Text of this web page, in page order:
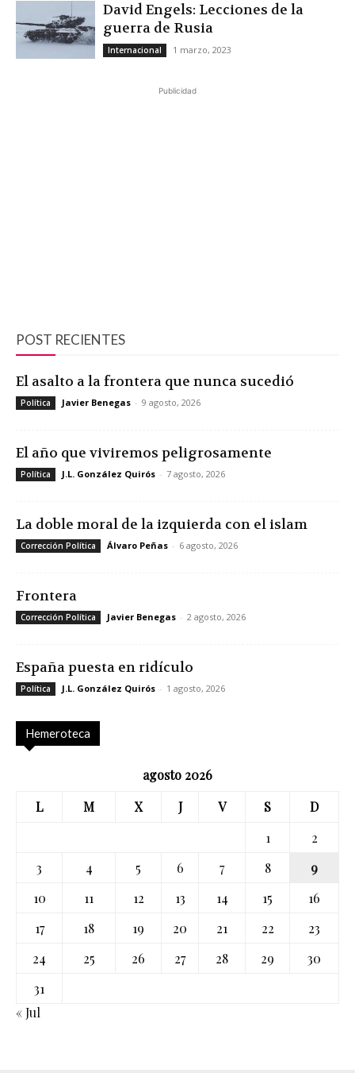
David Engels: Lecciones de la
guerra de Rusia
Internacional 1 marzo, 2023
Publicidad
POST RECIENTES
El asalto a la frontera que nunca sucedió
Política Javier Benegas - 9 agosto, 2026
El año que viviremos peligrosamente
Política J.L. González Quirós - 7 agosto, 2026
La doble moral de la izquierda con el islam
Corrección Política Álvaro Peñas - 6 agosto, 2026
Frontera
Corrección Política Javier Benegas - 2 agosto, 2026
España puesta en ridículo
Política J.L. González Quirós - 1 agosto, 2026
Hemeroteca
agosto 2026
L
M X J V S
D
1
2
3
4 5 6 7 8
9
10
11 12 13 14 15
16
17
18 19 20 21 22
23
24
25 26 27 28 29
30
31
« Jul